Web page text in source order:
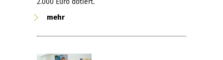
2.000 Euro dotiert.
mehr